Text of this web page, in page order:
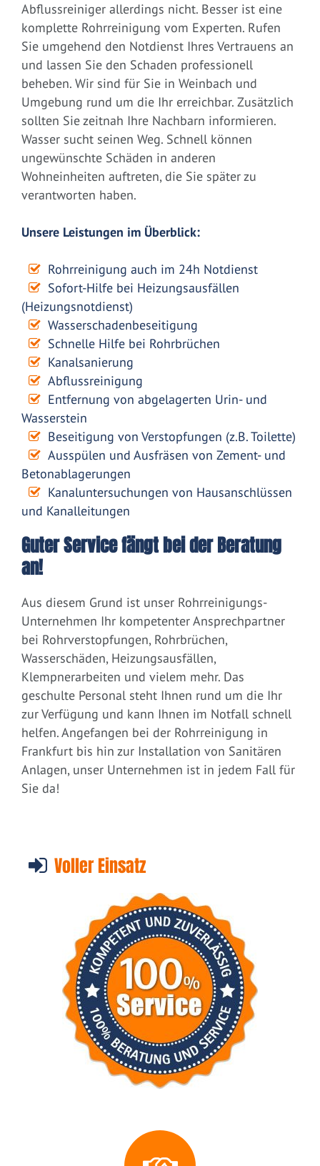
Abflussreiniger allerdings nicht. Besser ist eine
komplette Rohrreinigung vom Experten. Rufen
Sie umgehend den Notdienst Ihres Vertrauens an
und lassen Sie den Schaden professionell
beheben. Wir sind für Sie in Weinbach und
Umgebung rund um die Ihr erreichbar. Zusätzlich
sollten Sie zeitnah Ihre Nachbarn informieren.
Wasser sucht seinen Weg. Schnell können
ungewünschte Schäden in anderen
Wohneinheiten auftreten, die Sie später zu
verantworten haben.
Unsere Leistungen im Überblick:
Rohrreinigung auch im 24h Notdienst
Sofort-Hilfe bei Heizungsausfällen
(Heizungsnotdienst)
Wasserschadenbeseitigung
Schnelle Hilfe bei Rohrbrüchen
Kanalsanierung
Abflussreinigung
Entfernung von abgelagerten Urin- und
Wasserstein
Beseitigung von Verstopfungen (z.B. Toilette)
Ausspülen und Ausfräsen von Zement- und
Betonablagerungen
Kanaluntersuchungen von Hausanschlüssen
und Kanalleitungen
Guter Service fängt bei der Beratung
an!
Aus diesem Grund ist unser Rohrreinigungs-
Unternehmen Ihr kompetenter Ansprechpartner
bei Rohrverstopfungen, Rohrbrüchen,
Wasserschäden, Heizungsausfällen,
Klempnerarbeiten und vielem mehr. Das
geschulte Personal steht Ihnen rund um die Ihr
zur Verfügung und kann Ihnen im Notfall schnell
helfen. Angefangen bei der Rohrreinigung in
Frankfurt bis hin zur Installation von Sanitären
Anlagen, unser Unternehmen ist in jedem Fall für
Sie da!
Voller Einsatz